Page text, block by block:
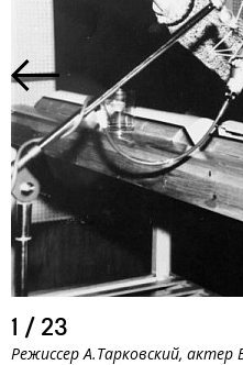
1 / 23
Режиссер А.Тарковский,